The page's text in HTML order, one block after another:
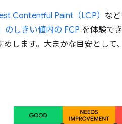
Contentful Paint（LCP） な
のしきい値内の FCP を体験で
します。大まかな目安として